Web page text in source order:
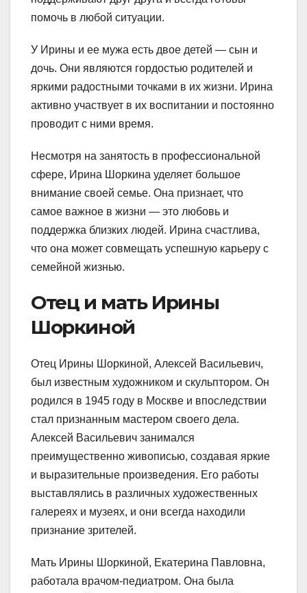
помочь в любой ситуации.
У Ирины и ее мужа есть двое детей — сын и
дочь. Они являются гордостью родителей и
яркими радостными точками в их жизни. Ирина
активно участвует в их воспитании и постоянно
проводит с ними время.
Несмотря на занятость в профессиональной
сфере, Ирина Шоркина уделяет большое
внимание своей семье. Она признает, что
самое важное в жизни — это любовь и
поддержка близких людей. Ирина счастлива,
что она может совмещать успешную карьеру с
семейной жизнью.
Отец и мать Ирины
Шоркиной
Отец Ирины Шоркиной, Алексей Васильевич,
был известным художником и скульптором. Он
родился в 1945 году в Москве и впоследствии
стал признанным мастером своего дела.
Алексей Васильевич занимался
преимущественно живописью, создавая яркие
и выразительные произведения. Его работы
выставлялись в различных художественных
галереях и музеях, и они всегда находили
признание зрителей.
Мать Ирины Шоркиной, Екатерина Павловна,
работала врачом-педиатром. Она была